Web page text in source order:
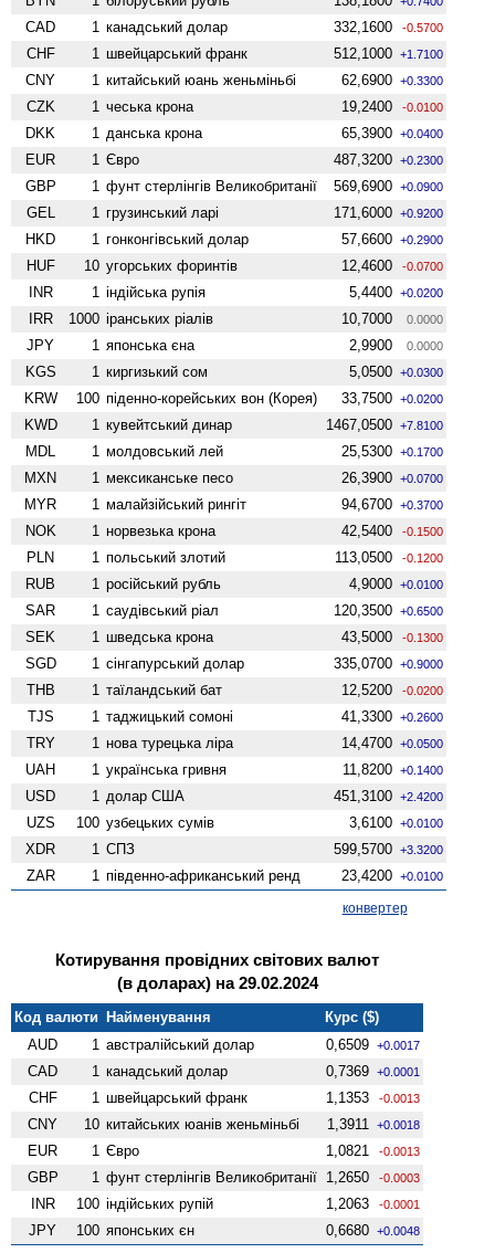
CAD 1 канадський долар 332,1600 -0.5700
CHF 1 швейцарський франк 512,1000 +1.7100
CNY 1 китайський юань женьмiньбi 62,6900 +0.3300
CZK 1 чеська крона 19,2400 -0.0100
DKK 1 данська крона 65,3900 +0.0400
EUR 1 Євро 487,3200 +0.2300
GBP 1 фунт стерлінгів Велико­британії 569,6900 +0.0900
GEL 1 грузинський ларі 171,6000 +0.9200
HKD 1 гонконгівський долар 57,6600 +0.2900
HUF 10 угорських форинтів 12,4600 -0.0700
INR 1 індійська рупія 5,4400 +0.0200
IRR 1000 іранських ріалів 10,7000 0.0000
JPY 1 японська єна 2,9900 0.0000
KGS 1 киргизький сом 5,0500 +0.0300
KRW 100 піденно-корейських вон (Корея) 33,7500 +0.0200
KWD 1 кувейтський динар 1467,0500 +7.8100
MDL 1 молдовський лей 25,5300 +0.1700
MXN 1 мексиканське песо 26,3900 +0.0700
MYR 1 малайзійський рингіт 94,6700 +0.3700
NOK 1 норвезька крона 42,5400 -0.1500
PLN 1 польський злотий 113,0500 -0.1200
RUB 1 російський рубль 4,9000 +0.0100
SAR 1 саудівський ріал 120,3500 +0.6500
SEK 1 шведська крона 43,5000 -0.1300
SGD 1 сінгапурський долар 335,0700 +0.9000
THB 1 таїландський бат 12,5200 -0.0200
TJS 1 таджицький сомоні 41,3300 +0.2600
TRY 1 нова турецька ліра 14,4700 +0.0500
UAH 1 українська гривня 11,8200 +0.1400
USD 1 долар США 451,3100 +2.4200
UZS 100 узбецьких сумів 3,6100 +0.0100
XDR 1 СПЗ 599,5700 +3.3200
ZAR 1 південно-африканський ренд 23,4200 +0.0100
конвертер
Котирування провідних світових валют
(в доларах) на 29.02.2024
Код валюти Найменування
Курс ($)
AUD
1 австралійський долар 0,6509 +0.0017
CAD 1 канадський долар 0,7369 +0.0001
CHF 1 швейцарський франк 1,1353 -0.0013
CNY 10 китайських юанів женьмiньбi 1,3911 +0.0018
EUR 1 Євро 1,0821 -0.0013
GBP 1 фунт стерлінгів Велико­британії 1,2650 -0.0003
INR 100 індійських рупій 1,2063 -0.0001
JPY 100 японських єн 0,6680 +0.0048